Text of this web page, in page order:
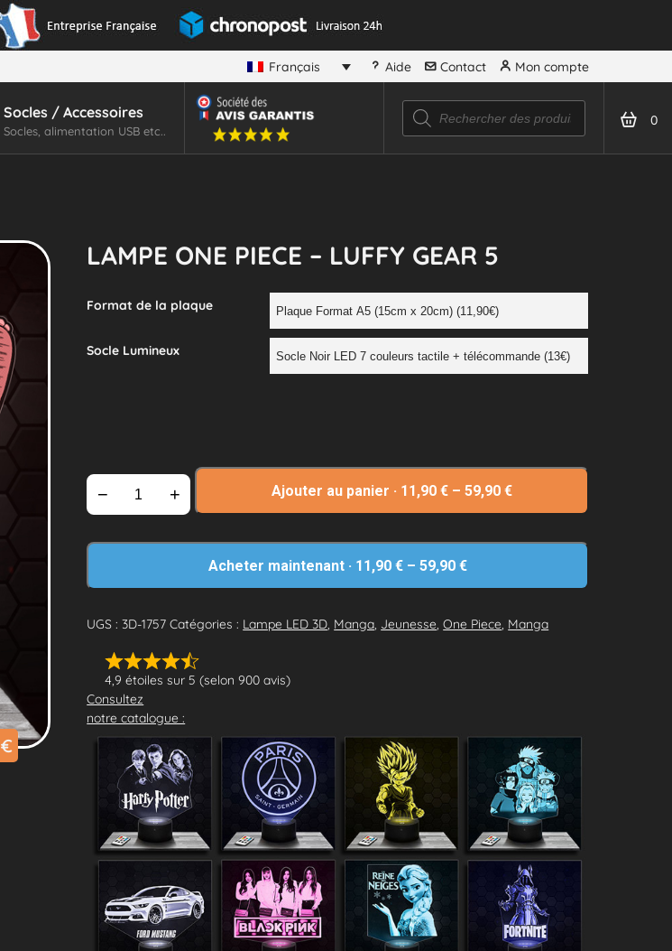
Français Aide Contact Mon compte
Socles / Accessoires
Socles, alimentation USB etc..
0
€
LAMPE ONE PIECE – LUFFY GEAR 5
4,9 étoiles sur 5 (selon 900 avis)
Consultez
notre catalogue :
Format de la plaque
Socle Lumineux
− + Ajouter au panier · 11,90€ –59,90€
Acheter maintenant · 11,90€ –59,90€
UGS :3D-1757 Catégories : Lampe LED 3D, Manga, Jeunesse,One Piece, Manga